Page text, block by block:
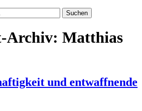
Archiv: Matthias
und entwaffnende